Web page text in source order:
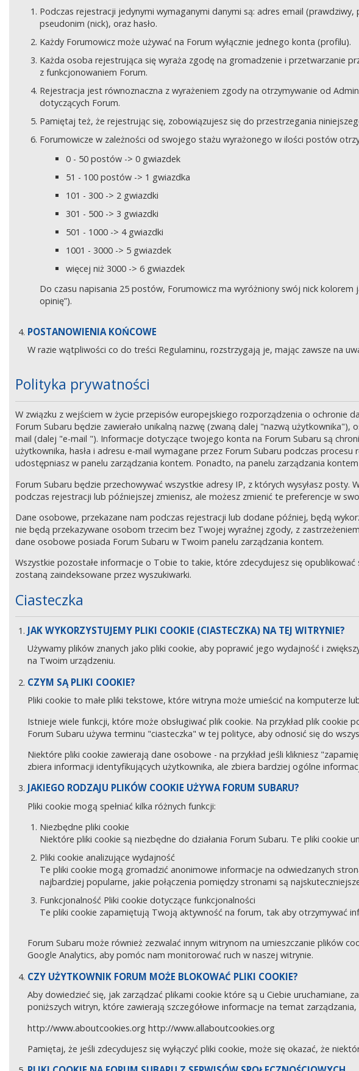
Podczas rejestracji jedynymi wymaganymi danymi są: adres email
pseudonim (nick), oraz hasło.
Każdy Forumowicz może używać na Forum wyłącznie jednego konta (profilu).
Każda osoba rejestrująca się wyraża zgodę na gromadzenie i przetwarzanie
z funkcjonowaniem Forum.
Rejestracja jest równoznaczna z wyrażeniem zgody na otrzymywanie od
dotyczących Forum.
Pamiętaj też, że rejestrując się, zobowiązujesz się do przestrzegania
Forumowicze w zależności od swojego stażu wyrażonego w ilości postów
0 - 50 postów -> 0 gwiazdek
51 - 100 postów -> 1 gwiazdka
101 - 300 -> 2 gwiazdki
301 - 500 -> 3 gwiazdki
501 - 1000 -> 4 gwiazdki
1001 - 3000 -> 5 gwiazdek
więcej niż 3000 -> 6 gwiazdek
Do czasu napisania 25 postów, Forumowicz ma wyróżniony swój nick
opinię”).
POSTANOWIENIA KOŃCOWE
W razie wątpliwości co do treści Regulaminu, rozstrzygają je, mając zawsze na
Polityka prywatności
W związku z wejściem w życie przepisów europejskiego rozporządzenia o ochronie
Forum Subaru będzie zawierało unikalną nazwę (zwaną dalej "nazwą
mail (dalej "e-mail "). Informacje dotyczące twojego konta na Forum Subaru są
użytkownika, hasła i adresu e-mail wymagane przez Forum Subaru podczas
udostępniasz w panelu zarządzania kontem. Ponadto, na panelu zarządzania
Forum Subaru będzie przechowywać wszystkie adresy IP, z których wysyłasz
podczas rejestracji lub późniejszej zmienisz, ale możesz zmienić te preferencje w
Dane osobowe, przekazane nam podczas rejestracji lub dodane później, będą
nie będą przekazywane osobom trzecim bez Twojej wyraźnej zgody, z
dane osobowe posiada Forum Subaru w Twoim panelu zarządzania kontem.
Wszystkie pozostałe informacje o Tobie to takie, które zdecydujesz się
zostaną zaindeksowane przez wyszukiwarki.
Ciasteczka
JAK WYKORZYSTUJEMY PLIKI COOKIE (CIASTECZKA) NA TEJ WITRYNIE?
Używamy plików znanych jako pliki cookie, aby poprawić jego wydajność i
na Twoim urządzeniu.
CZYM SĄ PLIKI COOKIE?
Pliki cookie to małe pliki tekstowe, które witryna może umieścić na komputerze
Istnieje wiele funkcji, które może obsługiwać plik cookie. Na przykład plik
Forum Subaru używa terminu "ciasteczka" w tej polityce, aby odnosić się do
Niektóre pliki cookie zawierają dane osobowe - na przykład jeśli klikniesz
zbiera informacji identyfikujących użytkownika, ale zbiera bardziej ogólne
JAKIEGO RODZAJU PLIKÓW COOKIE UŻYWA FORUM SUBARU?
Pliki cookie mogą spełniać kilka różnych funkcji:
Niezbędne pliki cookie
Niektóre pliki cookie są niezbędne do działania Forum Subaru. Te pliki cookie
Pliki cookie analizujące wydajność
Te pliki cookie mogą gromadzić anonimowe informacje na odwiedzanych
najbardziej popularne, jakie połączenia pomiędzy stronami są
Funkcjonalność Pliki cookie dotyczące funkcjonalności
Te pliki cookie zapamiętują Twoją aktywność na forum, tak aby otrzymywać
Forum Subaru może również zezwalać innym witrynom na umieszczanie plików
Google Analytics, aby pomóc nam monitorować ruch w naszej witrynie.
CZY UŻYTKOWNIK FORUM MOŻE BLOKOWAĆ PLIKI COOKIE?
Aby dowiedzieć się, jak zarządzać plikami cookie które są u Ciebie
poniższych witryn, które zawierają szczegółowe informacje na temat
http://www.aboutcookies.org http://www.allaboutcookies.org
Pamiętaj, że jeśli zdecydujesz się wyłączyć pliki cookie, może się okazać, że